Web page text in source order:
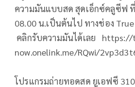
ความมันแบบสด สุดเอ็กซ์คลูซีฟ ที่
08.00 น.เป็นต้นไป ทางช่อง
คลิกรับความมันได้เลย https://
now.onelink.me/RQwi/
โปรแกรมถ่ายทอดสด ยูเอฟซี